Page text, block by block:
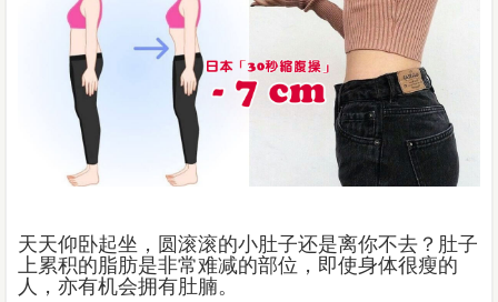
天天仰卧起坐，圆滚滚的小肚子还是离你不去？肚子
上累积的脂肪是非常难减的部位，即使身体很瘦的
人，亦有机会拥有肚腩。